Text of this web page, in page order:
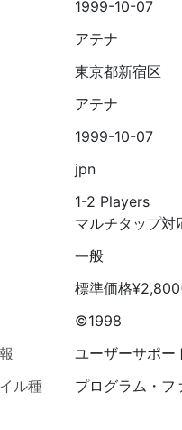
1999-10-07
アテナ
東京都新宿区
アテナ
1999-10-07
jpn
1-2 Players
マルチタップ
一般
標準価格
©1998
ユーザーサポ
ル種
プログラム・フ